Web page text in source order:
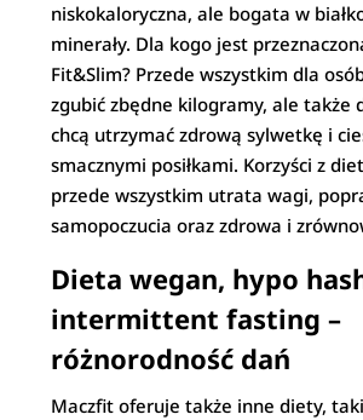
niskokaloryczna, ale bogata w
minerały. Dla kogo jest
Fit&Slim? Przede wszystkim dla
zgubić zbędne kilogramy, ale także
chcą utrzymać zdrową sylwetkę i
smacznymi posiłkami. Korzyści z
przede wszystkim utrata wagi,
samopoczucia oraz zdrowa i
Dieta wegan, hypo
intermittent fasting –
różnorodność dań
Maczfit oferuje także inne diety,